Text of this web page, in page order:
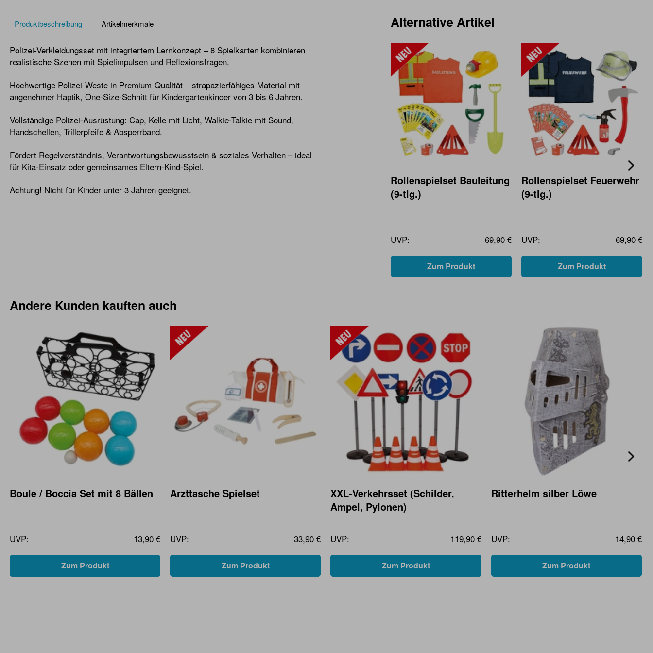
Produktbeschreibung Artikelmerkmale
Polizei-Verkleidungsset mit integriertem Lernkonzept – 8 Spielkarten kombinieren
realistische Szenen mit Spielimpulsen und Reflexionsfragen.
Hochwertige Polizei-Weste in Premium-Qualität – strapazierfähiges Material mit
angenehmer Haptik, One-Size-Schnitt für Kindergartenkinder von 3 bis 6 Jahren.
Vollständige Polizei-Ausrüstung: Cap, Kelle mit Licht, Walkie-Talkie mit Sound,
Handschellen, Trillerpfeife & Absperrband.
Fördert Regelverständnis, Verantwortungsbewusstsein & soziales Verhalten – ideal
für Kita-Einsatz oder gemeinsames Eltern-Kind-Spiel.
Achtung! Nicht für Kinder unter 3 Jahren geeignet.
Alternative Artikel
Rollenspielset Bauleitung
(9-tlg.)
UVP: 69,90 €
Zum Produkt
Rollenspielset Feuerwehr
(9-tlg.)
UVP: 69,90 €
Zum Produkt
Andere Kunden kauften auch
Boule / Boccia Set mit 8 Bällen
UVP: 13,90 €
Zum Produkt
Arzttasche Spielset
UVP: 33,90 €
Zum Produkt
XXL-Verkehrsset (Schilder,
Ampel, Pylonen)
UVP: 119,90 €
Zum Produkt
Ritterhelm silber Löwe
UVP: 14,90 €
Zum Produkt